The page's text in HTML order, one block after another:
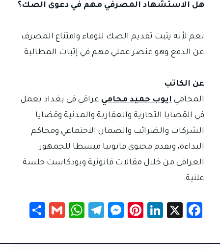
هل الاستشهاد المصرفي مهم في دعوى الصك؟
نعم لأنه يثبت تقديم الصك للوفاء وامتناع المصرف
عن الدفع وهو عنصر عملي مهم في إثبات المطالبة.
عن الكاتب
المحامي ايوب حميد محامي عراقي في بغداد يعمل
في القضايا التجارية والعقارية والمدنية وقضايا
الشركات والضرائب والضمان الاجتماعي ومحاكم
البداءة، ويقدم محتوى قانونيا مبسطا للجمهور
العراقي من خلال مقالات قانونية وبودكاست جلسة
علنية.
Fa
e
X
Li
e
Pi
er
M
se
Te
gr
W
at
G
ail
ar